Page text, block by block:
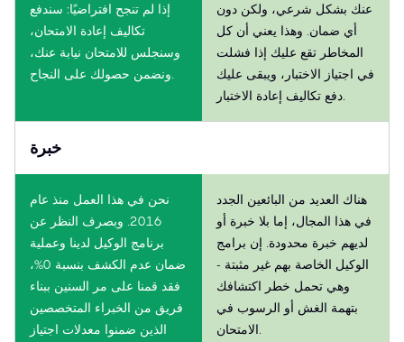
إذا لم تنجح افتراضيًا: سندفع
تكاليف إعادة الامتحان،
وسنجلس للامتحان نيابة عنك،
عنك بشكل شرعي، ولكن دون
أي ضمان. وهذا يعني أن كل
المخاطر تقع عليك إذا فشلت
في اجتياز الاختبار، ويبقى عليك
خبرة
نحن في هذا العمل منذ عام
2016. وبصرف النظر عن
برنامج الوكيل لدينا وعملية
ضمان عدم الكشف بنسبة 0%،
فقد قمنا على مر السنين ببناء
فريق من الخبراء المتخصصين
الذين ضمنوا معدلات اجتياز
هناك العديد من البائعين الجدد
في هذا المجال، إما بلا خبرة أو
لديهم خبرة محدودة. إن برامج
الوكيل الخاصة بهم غير مثبتة -
وهي تحمل خطر اكتشافك
بتهمة الغش أو الرسوب في